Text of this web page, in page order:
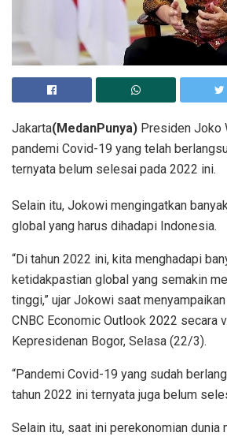
Jakarta(MedanPunya) Presiden Joko
pandemi Covid-19 yang telah
ternyata belum selesai pada 2022 ini.
Selain itu, Jokowi mengingatkan
global yang harus dihadapi Indonesia.
“Di tahun 2022 ini, kita menghadapi
ketidakpastian global yang semakin
tinggi,” ujar Jokowi saat
CNBC Economic Outlook 2022 secara
Kepresidenan Bogor, Selasa (22/3).
“Pandemi Covid-19 yang sudah
tahun 2022 ini ternyata juga belum
Selain itu, saat ini perekonomian dunia